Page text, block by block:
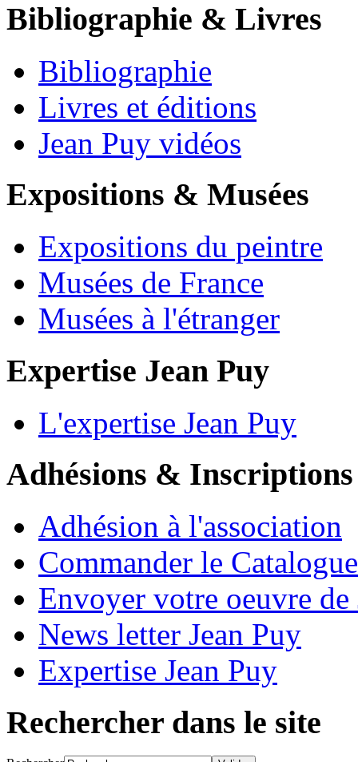
Bibliographie & Livres
Bibliographie
Livres et éditions
Jean Puy vidéos
Expositions & Musées
Expositions du peintre
Musées de France
Musées à l'étranger
Expertise Jean Puy
L'expertise Jean Puy
Adhésions & Inscriptions
Adhésion à l'association
Commander le
Envoyer votre oeuvre de
News letter Jean Puy
Expertise Jean Puy
Rechercher dans le site